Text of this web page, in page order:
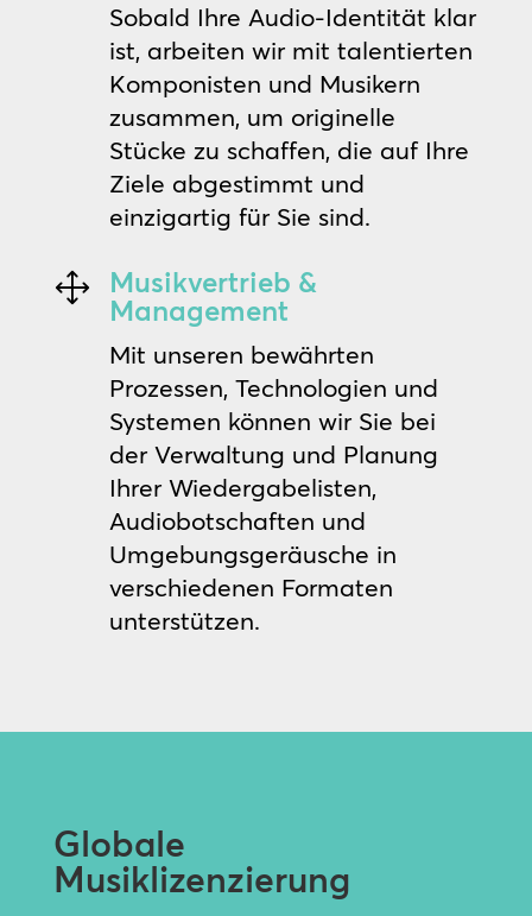
Sobald Ihre Audio-Identität klar
ist, arbeiten wir mit talentierten
Komponisten und Musikern
zusammen, um originelle
Stücke zu schaffen, die auf Ihre
Ziele abgestimmt und
einzigartig für Sie sind.
1
Musikvertrieb &
Management
Mit unseren bewährten
Prozessen, Technologien und
Systemen können wir Sie bei
der Verwaltung und Planung
Ihrer Wiedergabelisten,
Audiobotschaften und
Umgebungsgeräusche in
verschiedenen Formaten
unterstützen.
Globale
Musiklizenzierung